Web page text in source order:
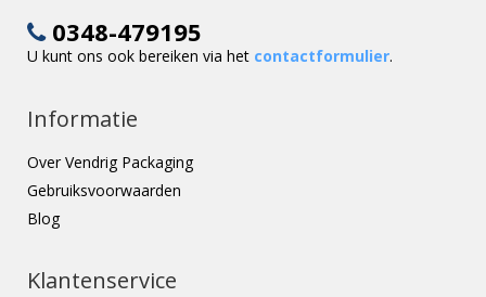
0348-479195
U kunt ons ook bereiken via het contactformulier.
Informatie
Over Vendrig Packaging
Gebruiksvoorwaarden
Blog
Klantenservice